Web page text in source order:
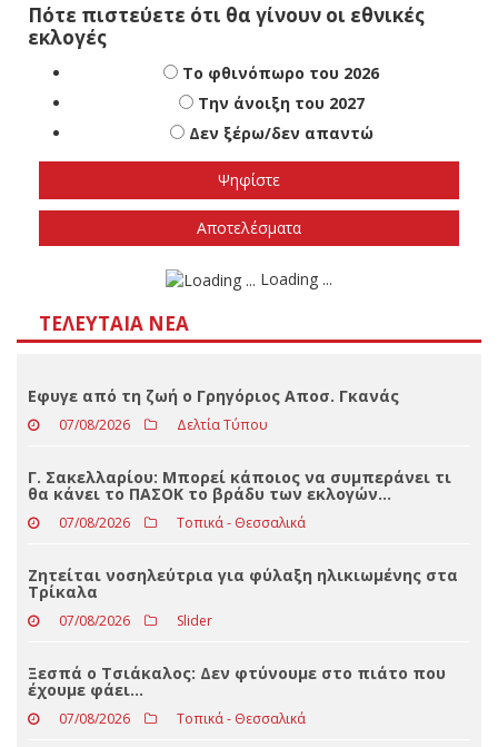
Πότε πιστεύετε ότι θα γίνουν οι εθνικές
εκλογές
Το φθινόπωρο του 2026
Την άνοιξη του 2027
Δεν ξέρω/δεν απαντώ
Αποτελέσματα
Loading ...
ΤΕΛΕΥΤΑΊΑ ΝΈΑ
Eφυγε από τη ζωή ο Γρηγόριος Αποσ. Γκανάς
07/08/2026 Δελτία Τύπου
Γ. Σακελλαρίου: Μπορεί κάποιος να συμπεράνει τι
θα κάνει το ΠΑΣΟΚ το βράδυ των εκλογών…
07/08/2026 Τοπικά - Θεσσαλικά
Ζητείται νοσηλεύτρια για φύλαξη ηλικιωμένης στα
Τρίκαλα
07/08/2026 Slider
Ξεσπά ο Τσιάκαλος: Δεν φτύνουμε στο πιάτο που
έχουμε φάει…
07/08/2026 Τοπικά - Θεσσαλικά